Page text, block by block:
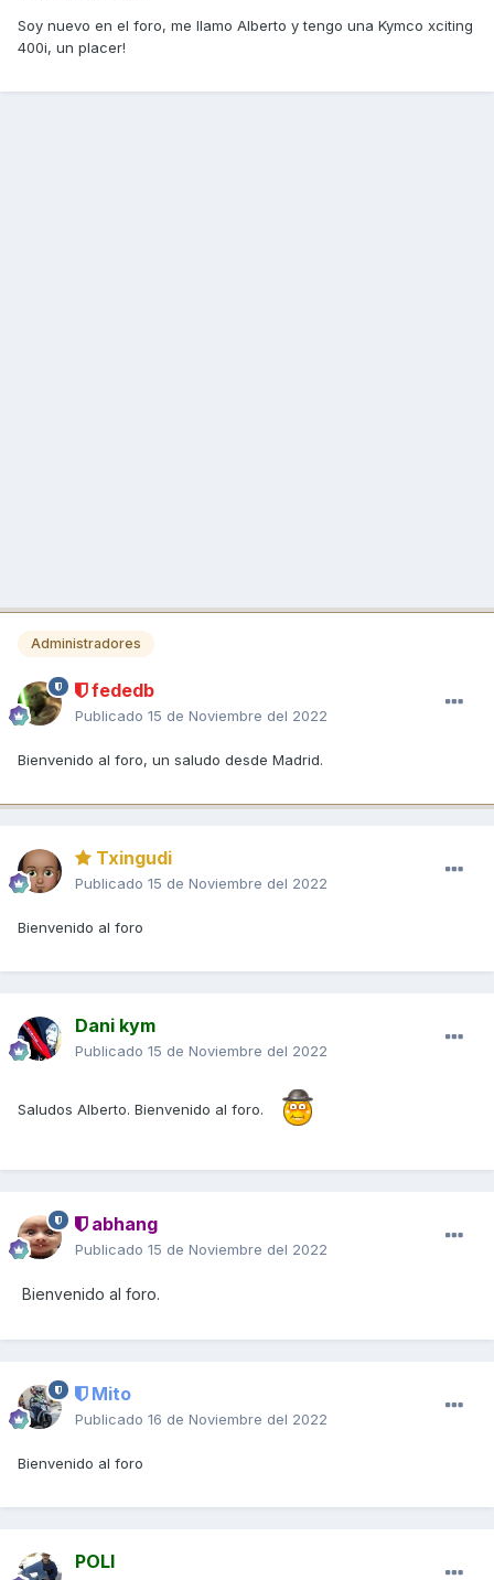
Soy nuevo en el foro, me llamo Alberto y tengo una Kymco xciting
400i, un placer!
Administradores
fededb
Publicado 15 de Noviembre del 2022
Bienvenido al foro, un saludo desde Madrid.
Txingudi
Publicado 15 de Noviembre del 2022
Bienvenido al foro
Dani kym
Publicado 15 de Noviembre del 2022
Saludos Alberto. Bienvenido al foro.
abhang
Publicado 15 de Noviembre del 2022
Bienvenido al foro.
Mito
Publicado 16 de Noviembre del 2022
Bienvenido al foro
POLI